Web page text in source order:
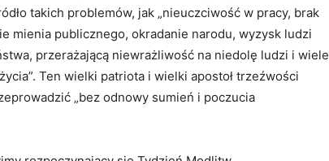
takich problemów, jak „nieuczciwość w pracy, brak
mienia publicznego, okradanie narodu, wyzysk ludzi
przerażającą niewrażliwość na niedolę ludzi i wiele
Ten wielki patriota i wielki apostoł trzeźwości
„bez odnowy sumień i poczucia